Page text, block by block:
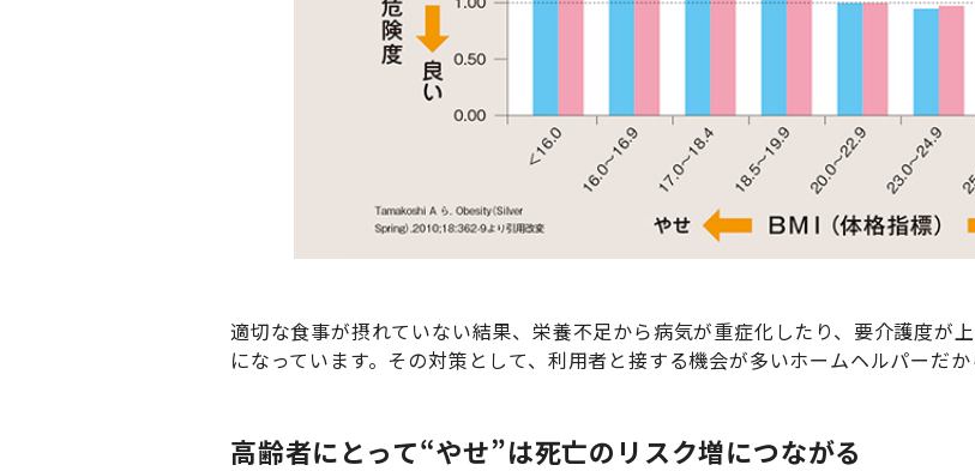
適切な食事が摂れていない結果、栄養不足から病気が重症化したり、要介護度が
になっています。その対策として、利用者と接する機会が多いホームヘルパーだ
高齢者にとって“やせ”は死亡のリスク増につながる